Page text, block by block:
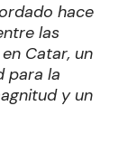
hace
las
Catar, un
para la
y un